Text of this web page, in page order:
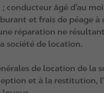
âgé d’au
et frais de péage
réparation ne
société de location.
de location de
et à la restitution,